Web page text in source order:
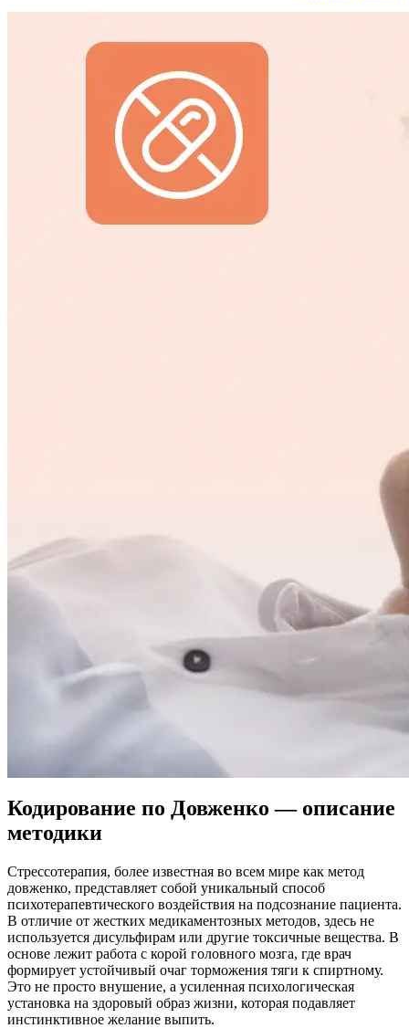
Кодирование по Довженко — описание
методики
Стрессотерапия, более известная во всем мире как метод
довженко, представляет собой уникальный способ
психотерапевтического воздействия на подсознание пациента.
В отличие от жестких медикаментозных методов, здесь не
используется дисульфирам или другие токсичные вещества. В
основе лежит работа с корой головного мозга, где врач
формирует устойчивый очаг торможения тяги к спиртному.
Это не просто внушение, а усиленная психологическая
установка на здоровый образ жизни, которая подавляет
инстинктивное желание выпить.